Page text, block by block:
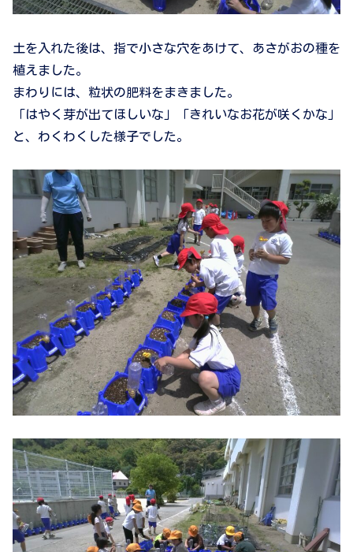
土を入れた後は、指で小さな穴をあけて、あさがおの種を
植えました。
まわりには、粒状の肥料をまきました。
「はやく芽が出てほしいな」「きれいなお花が咲くかな」
と、わくわくした様子でした。